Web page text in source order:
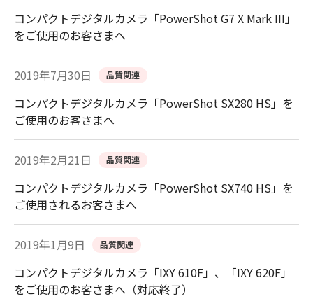
コンパクトデジタルカメラ「PowerShot G7 X Mark III」
をご使用のお客さまへ
2019年7月30日 品質関連
コンパクトデジタルカメラ「PowerShot SX280 HS」を
ご使用のお客さまへ
2019年2月21日 品質関連
コンパクトデジタルカメラ「PowerShot SX740 HS」を
ご使用されるお客さまへ
2019年1月9日 品質関連
コンパクトデジタルカメラ「IXY 610F」、「IXY 620F」
をご使用のお客さまへ（対応終了）